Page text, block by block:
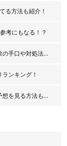
る方法も紹介！
考にもなる！？
競馬情報会社に騙されたらどうすればいい？予想詐欺の手口や対処法を解説！
ンキング！
人気の地方競馬予想ブログランキング！当たる競馬予想を見る方法も紹介！